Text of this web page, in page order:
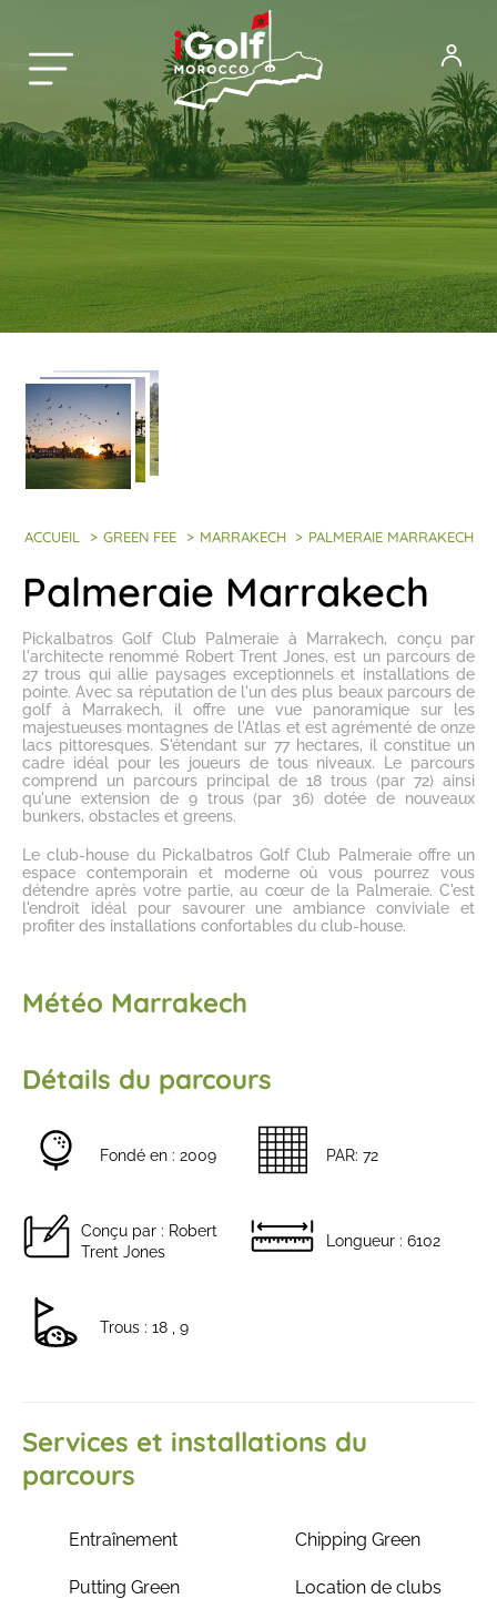
ACCUEIL > GREEN FEE > MARRAKECH > PALMERAIE MARRAKECH
Palmeraie Marrakech
Pickalbatros Golf Club Palmeraie à Marrakech, conçu par
l'architecte renommé Robert Trent Jones, est un parcours de
27 trous qui allie paysages exceptionnels et installations de
pointe. Avec sa réputation de l'un des plus beaux parcours de
golf à Marrakech, il offre une vue panoramique sur les
majestueuses montagnes de l'Atlas et est agrémenté de onze
lacs pittoresques. S'étendant sur 77 hectares, il constitue un
cadre idéal pour les joueurs de tous niveaux. Le parcours
comprend un parcours principal de 18 trous (par 72) ainsi
qu'une extension de 9 trous (par 36) dotée de nouveaux
bunkers, obstacles et greens.
Le club-house du Pickalbatros Golf Club Palmeraie offre un
espace contemporain et moderne où vous pourrez vous
détendre après votre partie, au cœur de la Palmeraie. C'est
l'endroit idéal pour savourer une ambiance conviviale et
profiter des installations confortables du club-house.
Météo Marrakech
Détails du parcours
Fondé en : 2009 PAR: 72
Conçu par : Robert
Trent Jones
Longueur : 6102
Trous : 18 , 9
Services et installations du
parcours
Entraînement Chipping Green
Putting Green Location de clubs